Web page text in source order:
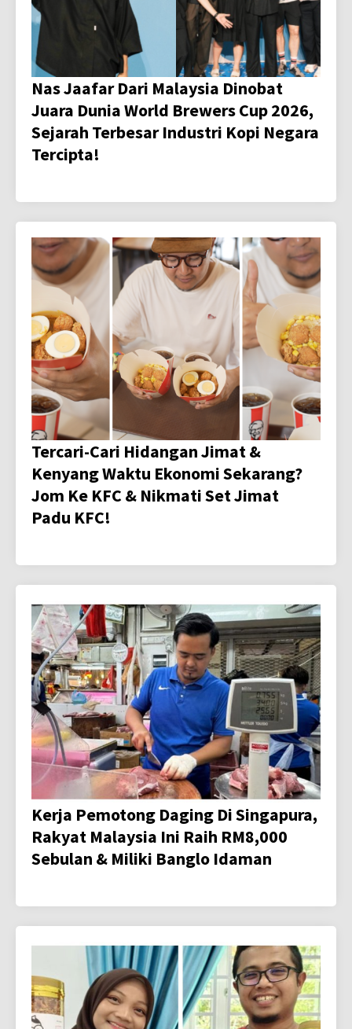
Nas Jaafar Dari Malaysia Dinobat
Juara Dunia World Brewers Cup 2026,
Sejarah Terbesar Industri Kopi Negara
Tercipta!
Tercari-Cari Hidangan Jimat &
Kenyang Waktu Ekonomi Sekarang?
Jom Ke KFC & Nikmati Set Jimat
Padu KFC!
Kerja Pemotong Daging Di Singapura,
Rakyat Malaysia Ini Raih RM8,000
Sebulan & Miliki Banglo Idaman